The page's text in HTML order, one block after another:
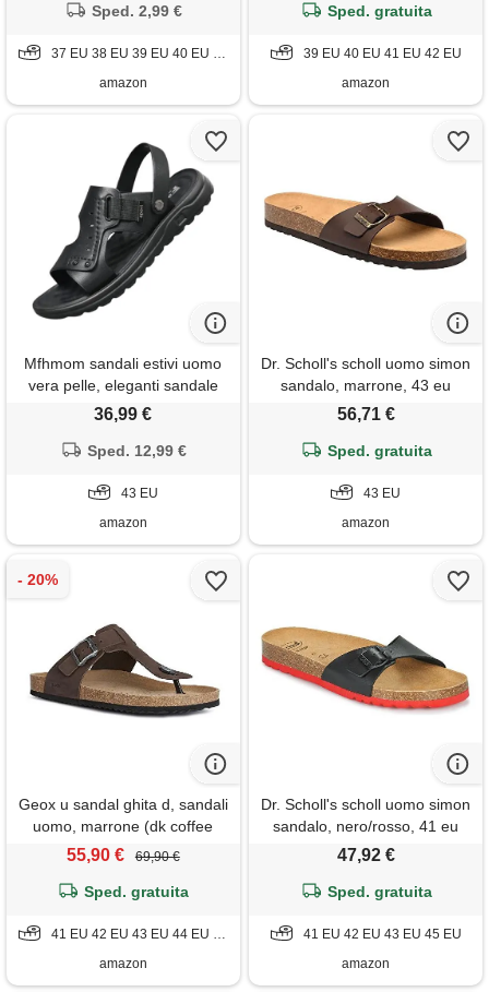
morbida antiscivolo, fori
passeggio e lavoro
Sped. 2,99 €
37 EU 38 EU 39 EU 40 EU 41 EU 42 EU 43 EU 44 EU 45 EU 46 EU 47 EU
amazon
Sped. gratuita
39 EU 40 EU 41 EU 42 EU
amazon
Mfhmom sandali estivi uomo
vera pelle, eleganti sandale
pelle 46, sandali da spiaggia,
morbidi e antiscivolo, per
36,99 €
Sped. 12,99 €
43 EU
amazon
Dr. Scholl's scholl uomo simon
sandalo, marrone, 43 eu
56,71 €
Sped. gratuita
43 EU
amazon
Geox u sandal ghita d, sandali
uomo, marrone (dk coffee
c6024), 44 eu
55,90 € 69,90 €
Sped. gratuita
41 EU 42 EU 43 EU 44 EU 46 EU
amazon
Dr. Scholl's scholl uomo simon
sandalo, nero/rosso, 41 eu
47,92 €
Sped. gratuita
41 EU 42 EU 43 EU 45 EU
amazon